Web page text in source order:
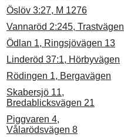
Öslöv 3:27, M 1276
Vannaröd 2:245, Trastvägen
Ödlan 1, Ringsjövägen 13
Linderöd 37:1, Hörbyvägen
Rödingen 1, Bergavägen
Skabersjö 11,
Bredablicksvägen 21
Piggvaren 4,
Vålarödsvägen 8